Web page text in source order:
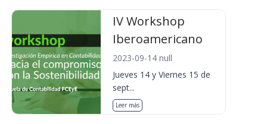
IV Workshop
Iberoamericano
2023-09-14 null
Jueves 14 y Viernes 15 de
sept...
Leer más